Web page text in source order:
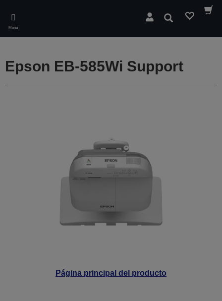
main
content
Menú
Buscar
Página principal del producto
Epson EB-585Wi Support